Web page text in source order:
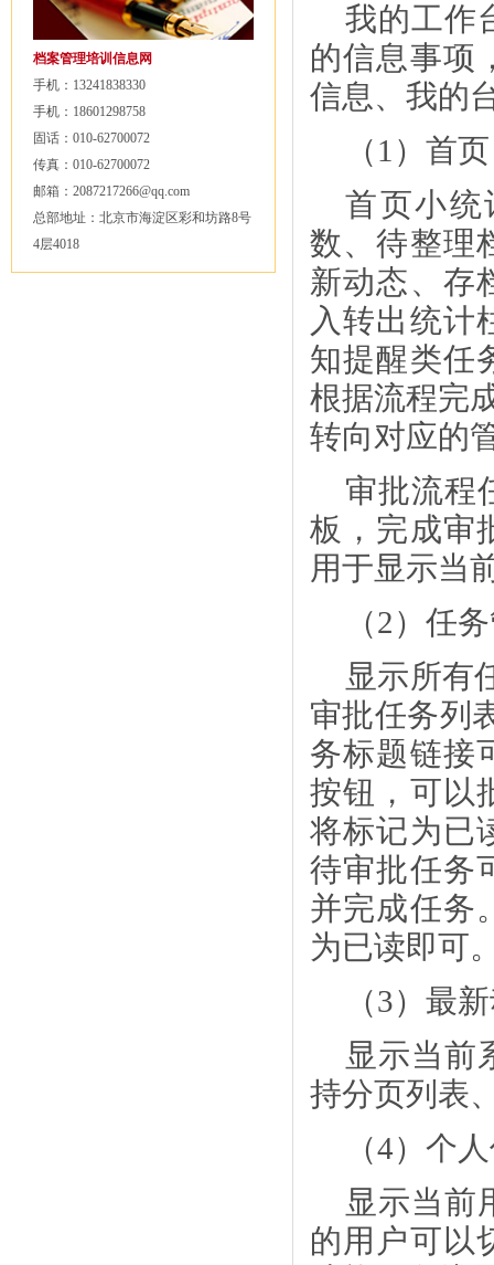
档案管理培训信息网
手机：13241838330
手机：18601298758
固话：010-62700072
传真：010-62700072
邮箱：2087217266@qq.com
总部地址：北京市海淀区彩和坊路8号
4层4018
我的工作
的信息事项
信息、我的
（1）首页
首页小统
数、待整理
新动态、存
入转出统计
知提醒类任
根据流程完
转向对应的
审批流程
板，完成审
用于显示当
（2）任
显示所有
审批任务列
务标题链接
按钮，可以
将标记为已
待审批任务
并完成任务
为已读即可
（3）最
显示当前
持分页列表
（4）个
显示当前
的用户可以